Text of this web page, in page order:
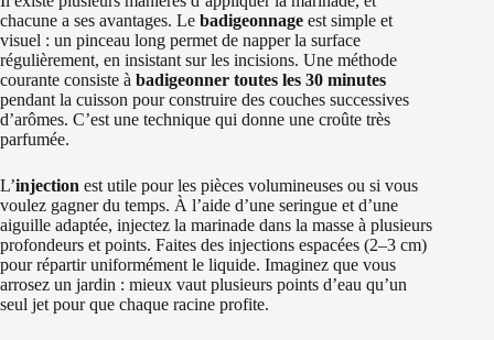
chacune a ses avantages. Le badigeonnage est simple et
visuel : un pinceau long permet de napper la surface
régulièrement, en insistant sur les incisions. Une méthode
courante consiste à badigeonner toutes les 30 minutes
pendant la cuisson pour construire des couches successives
d’arômes. C’est une technique qui donne une croûte très
parfumée.
L’injection est utile pour les pièces volumineuses ou si vous
voulez gagner du temps. À l’aide d’une seringue et d’une
aiguille adaptée, injectez la marinade dans la masse à plusieurs
profondeurs et points. Faites des injections espacées (2–3 cm)
pour répartir uniformément le liquide. Imaginez que vous
arrosez un jardin : mieux vaut plusieurs points d’eau qu’un
seul jet pour que chaque racine profite.